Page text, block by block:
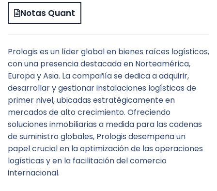
Notas Quant
Prologis es un líder global en bienes raíces logísticos,
con una presencia destacada en Norteamérica,
Europa y Asia. La compañía se dedica a adquirir,
desarrollar y gestionar instalaciones logísticas de
primer nivel, ubicadas estratégicamente en
mercados de alto crecimiento. Ofreciendo
soluciones inmobiliarias a medida para las cadenas
de suministro globales, Prologis desempeña un
papel crucial en la optimización de las operaciones
logísticas y en la facilitación del comercio
internacional.